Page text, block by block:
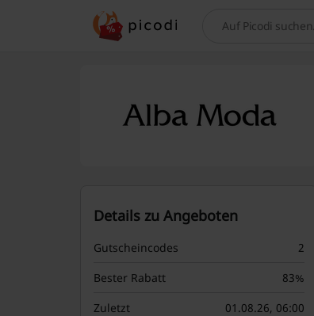
Suchen
Details zu Angeboten
Gutscheincodes
2
Bester Rabatt
83%
Zuletzt
01.08.26, 06:00